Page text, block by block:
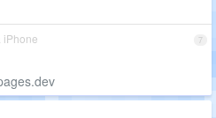
7
iPhone